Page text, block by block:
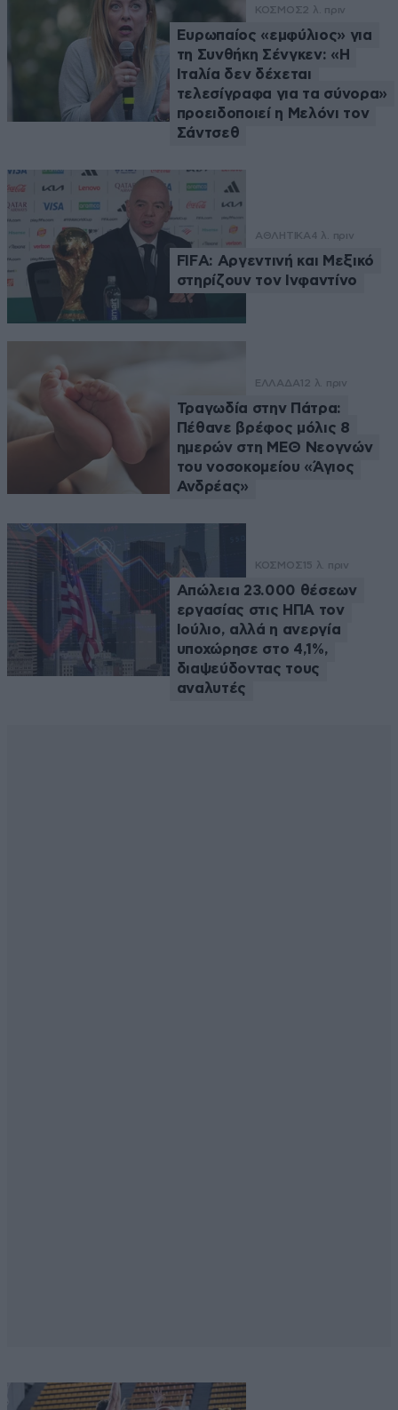
ΚΟΣΜΟΣ2 λ. πριν
Ευρωπαίος «εμφύλιος» για
τη Συνθήκη Σένγκεν: «Η
Ιταλία δεν δέχεται
τελεσίγραφα για τα σύνορα»
προειδοποιεί η Μελόνι τον
Σάντσεθ
ΑΘΛΗΤΙΚΑ4 λ. πριν
FIFA: Αργεντινή και Μεξικό
στηρίζουν τον Ινφαντίνο
ΕΛΛΑΔΑ 12 λ. πριν
Τραγωδία στην Πάτρα:
Πέθανε βρέφος μόλις 8
ημερών στη ΜΕΘ Νεογνών
του νοσοκομείου «Άγιος
Ανδρέας»
ΚΟΣΜΟΣ 15 λ. πριν
Απώλεια 23.000 θέσεων
εργασίας στις ΗΠΑ τον
Ιούλιο, αλλά η ανεργία
υποχώρησε στο 4,1%,
διαψεύδοντας τους
αναλυτές